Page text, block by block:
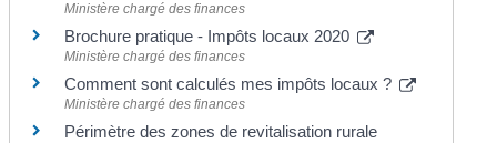
Ministère chargé des finances
Brochure pratique - Impôts locaux 2020
Ministère chargé des finances
Comment sont calculés mes impôts locaux ?
Ministère chargé des finances
Périmètre des zones de revitalisation rurale